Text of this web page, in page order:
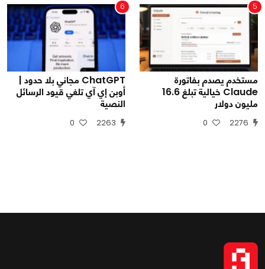
5
مستخدم يصدم بفاتورة
Claude خيالية تبلغ 16.6
مليون دولار
2276
0
6
ChatGPT مجاني بلا حدود |
أوبن إي آي تلغي قيود الرسائل
النصية
2263
0